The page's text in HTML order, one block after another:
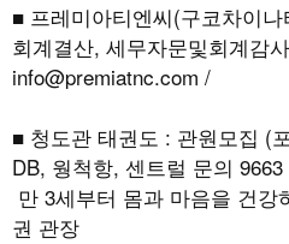
■ 프레미아티엔씨(구코차이
회계결산, 세무자문및회계감
info@premiatnc.com /
■ 청도관 태권도 : 관원모집 (
DB, 웡척항, 센트럴 문의 9663
만 3세부터 몸과 마음을 건강
권 관장